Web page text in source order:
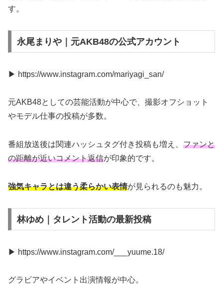
す。
永尾まりや｜元AKB48の公式アカウント
▶ https://www.instagram.com/mariyagi_san/
元AKB48としての芸能活動が中心で、撮影オフショット
やモデル仕事の投稿が多数。
番組放送後は関連ハッシュタグ付き投稿も増え、 ファンと
の距離が近いコメント返信が印象的です。
強気キャラとは違う柔らかい表情が見られるのも魅力。
林ゆめ｜タレント活動の最新投稿
▶ https://www.instagram.com/___yuume.18/
グラビアやイベント出演情報が中心。